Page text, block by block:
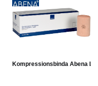
Kompressionsbinda Abena